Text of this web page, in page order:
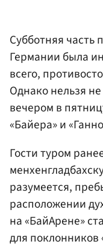
Субботняя часть
Германии была
всего,
Однако нельзя
вечером в
«Байера» и
Гости туром
разумеется,
расположении
на «БайАрене»
для поклонников